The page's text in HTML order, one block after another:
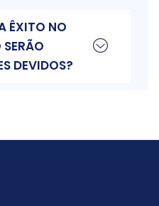
ÊXITO NO
DEVIDOS?